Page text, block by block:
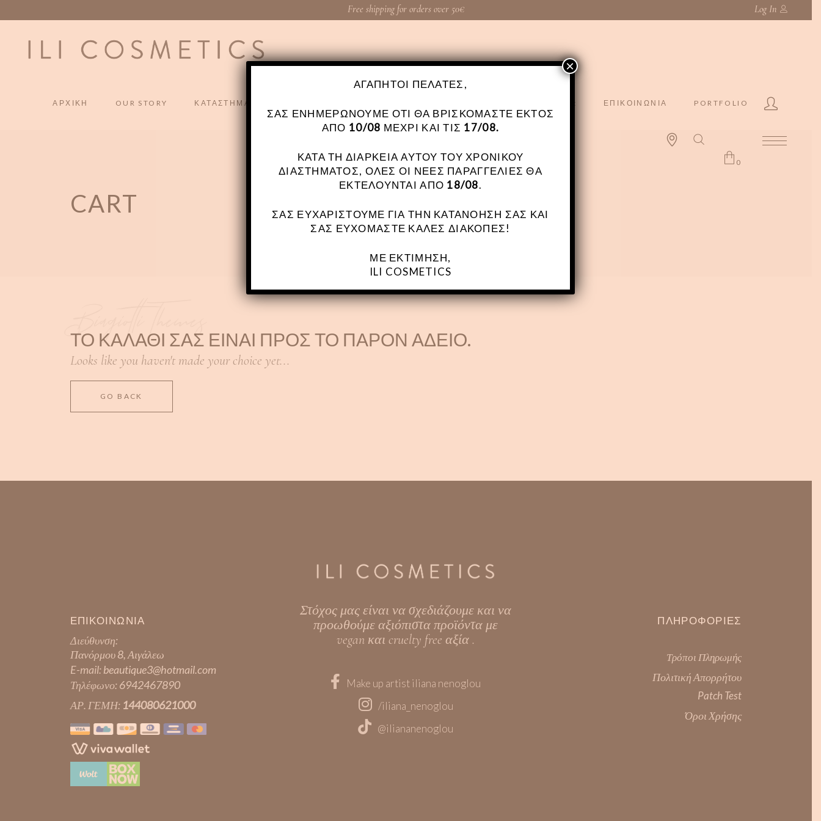
Free shipping for orders over 50€ Log In
ΑΡΧΙΚΗ OUR STORY ΚΑΤΑΣΤΗΜΑ My Αccount ΕΠΙΚΟΙΝΩΝΙΑ PORTFOLIO
0
CART
ΤΟ ΚΑΛΆΘΙ ΣΑΣ ΕΊΝΑΙ ΠΡΟΣ ΤΟ ΠΑΡΌΝ ΆΔΕΙΟ.
Biagiotti Themes
Looks like you haven't made your choice yet...
GO BACK
ΕΠΙΚΟΙΝΩΝΙΑ
Διεύθυνση:
Πανόρμου 8, Αιγάλεω
E-mail:beautique3@hotmail.com
Τηλέφωνο:6942467890
ΑΡ. ΓΕΜΗ: 144080621000
Στόχος μας είναι να σχεδιάζουμε και να
προωθούμε αξιόπιστα προϊόντα με
vegan και cruelty free αξία .
Make up artist iliana nenoglou
/iliana_nenoglou
@iliananenoglou
ΠΛΗΡΟΦΟΡΊΕΣ
Τρόποι Πληρωμής
Πολιτική Απορρήτου
Patch Test
Όροι Χρήσης
ΑΓΑΠΗΤΟΊ ΠΕΛΆΤΕΣ,
ΣΑΣ ΕΝΗΜΕΡΏΝΟΥΜΕ ΌΤΙ ΘΑ ΒΡΙΣΚΌΜΑΣΤΕ ΕΚΤΌΣ
ΑΠΌ 10/08 ΜΈΧΡΙ ΚΑΙ ΤΙΣ 17/08.
ΚΑΤΆ ΤΗ ΔΙΆΡΚΕΙΑ ΑΥΤΟΎ ΤΟΥ ΧΡΟΝΙΚΟΎ
ΔΙΑΣΤΉΜΑΤΟΣ, ΌΛΕΣ ΟΙ ΝΈΕΣ ΠΑΡΑΓΓΕΛΊΕΣ ΘΑ
ΕΚΤΕΛΟΎΝΤΑΙ ΑΠΌ 18/08.
ΣΑΣ ΕΥΧΑΡΙΣΤΟΎΜΕ ΓΙΑ ΤΗΝ ΚΑΤΑΝΌΗΣΉ ΣΑΣ ΚΑΙ
ΣΑΣ ΕΥΧΌΜΑΣΤΕ ΚΑΛΈΣ ΔΙΑΚΟΠΈΣ!
ΜΕ ΕΚΤΊΜΗΣΗ,
ILI COSMETICS
×